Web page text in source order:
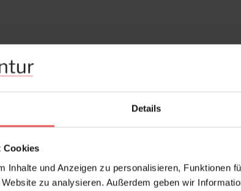
Details
Cookies
Inhalte und Anzeigen zu personalisieren, Funktionen
zu analysieren. Außerdem geben wir